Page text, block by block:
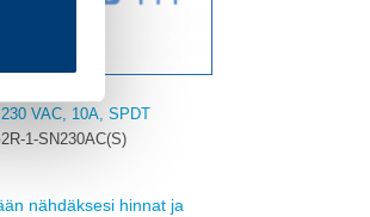
VAC, 10A, SPDT
1-SN230AC(S)
nähdäksesi hinnat ja